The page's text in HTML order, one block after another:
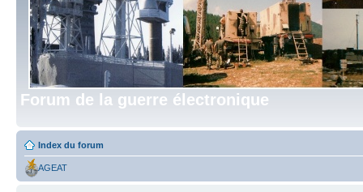
Forum de la guerre électronique
Index du forum
AGEAT